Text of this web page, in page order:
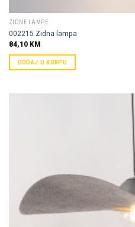
ZIDNE LAMPE
002215 Zidna lampa
84,10 KM
DODAJ U KORPU